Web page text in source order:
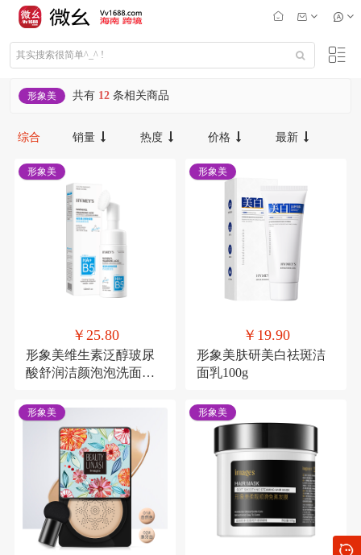
形象美 共有 12 条相关商品
综合 销量 热度 价格 最新
￥25.80
形象美维生素泛醇玻尿
酸舒润洁颜泡泡洗面奶
形象美
￥19.90
形象美肤研美白祛斑洁
面乳100g
形象美
形象美 形象美